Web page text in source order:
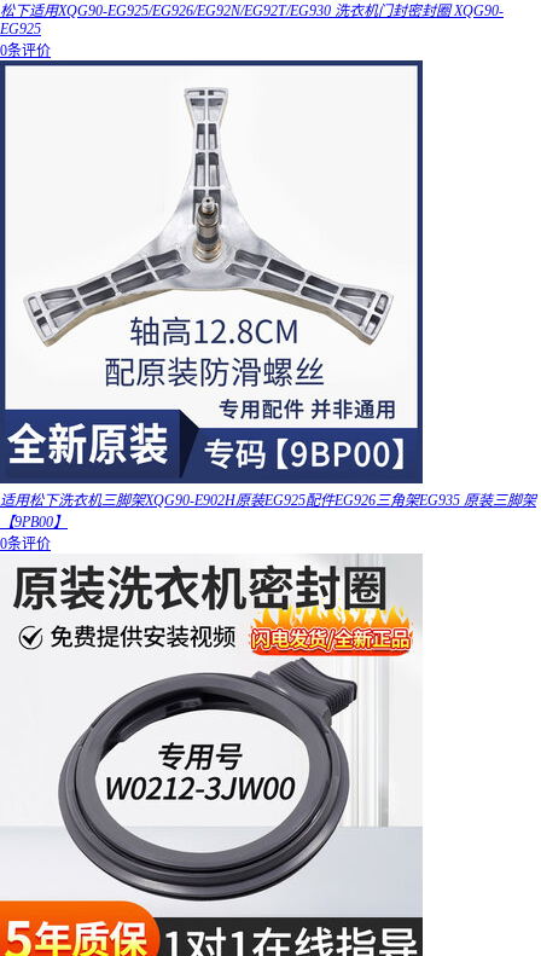
松下适用XQG90-EG925/EG926/EG92N/EG92T/EG930 洗衣机门封密封圈 XQG90-
EG925
0条评价
适用松下洗衣机三脚架XQG90-E902H原装EG925配件EG926三角架EG935 原装三脚架
【9PB00】
0条评价